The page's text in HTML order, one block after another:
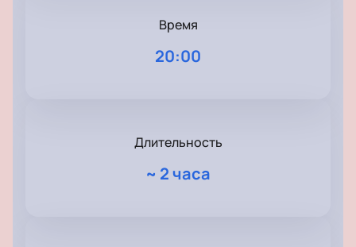
Время
20:00
Длительность
~ 2 часа